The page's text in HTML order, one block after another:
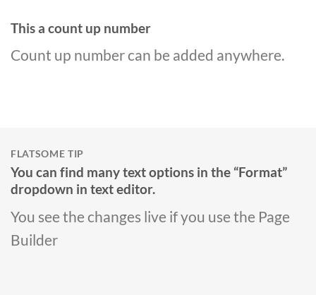
This a count up number
Count up number can be added anywhere.
FLATSOME TIP
You can find many text options in the “Format”
dropdown in text editor.
You see the changes live if you use the Page
Builder